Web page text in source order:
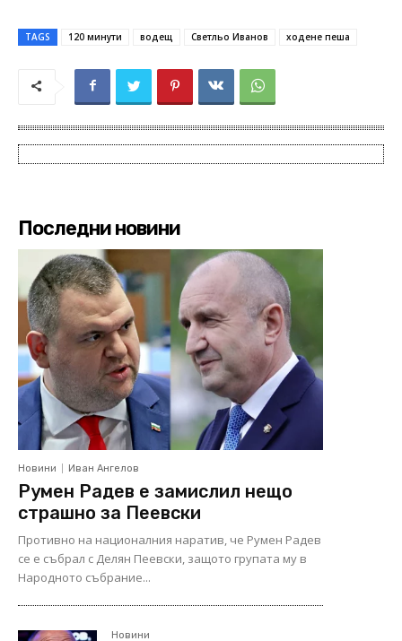
TAGS 120 минути водещ Светльо Иванов ходене пеша
Последни новини
Новини Иван Ангелов
Румен Радев е замислил нещо
страшно за Пеевски
Противно на националния наратив, че Румен Радев
се е събрал с Делян Пеевски, защото групата му в
Народното събрание...
Новини